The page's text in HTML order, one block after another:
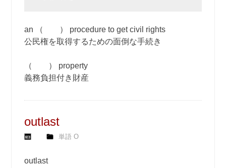
an （ ） procedure to get civil rights
公民権を取得するための面倒な手続き
（ ） property
義務負担付き財産
outlast
単語 O
outlast